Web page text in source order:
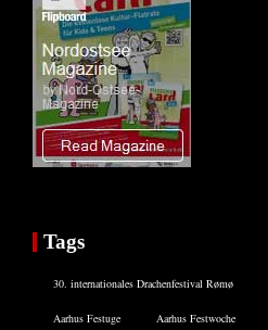
Tags
30. internationales Drachenfestival Rømø
Aarhus Festuge Aarhus Festwoche